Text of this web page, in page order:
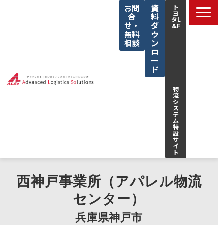
お問
合
せ・
無料
相談
資
料
ダ
ウ
ン
ロ
ー
ド
ト
ヨ
タL
&F
物
流
シ
ス
テ
ム
特
設
サ
イ
ト
私たちの強み
解決できる課題
取り組み事例
西神戸事業所（アパレル物流
センター）
兵庫県神戸市